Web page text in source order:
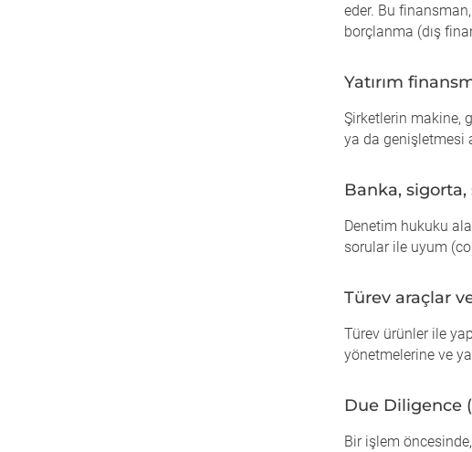
eder. Bu
borçlanma (dış
Yatırım
Şirketlerin makine,
ya da genişletmesi
Banka,
Denetim hukuku
sorular ile uyum
Türev araçlar
Türev ürünler ile
yönetmelerine ve
Due Diligence
Bir işlem